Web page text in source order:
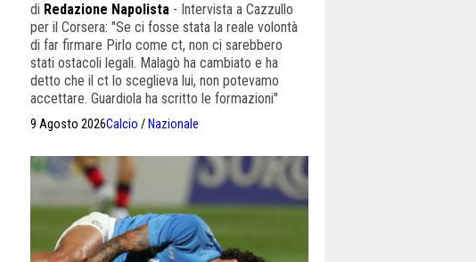
di Redazione Napolista- Intervista a Cazzullo
per il Corsera: "Se ci fosse stata la reale volontà
di far firmare Pirlo come ct, non ci sarebbero
stati ostacoli legali. Malagò ha cambiato e ha
detto che il ct lo sceglieva lui, non potevamo
accettare. Guardiola ha scritto le formazioni"
9 Agosto 2026Calcio / Nazionale